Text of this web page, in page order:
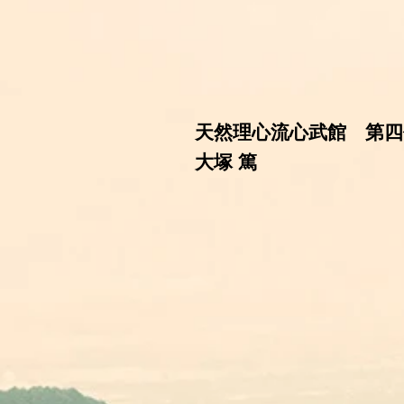
天然理心流心武館 第
大塚 篤